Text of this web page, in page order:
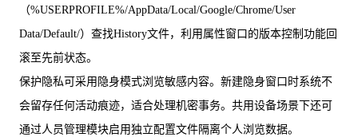
（%USERPROFILE%/AppData/Local/Google/Chrome/User
Data/Default/）查找History文件，利用属性窗口的版本控制功能回
滚至先前状态。
保护隐私可采用隐身模式浏览敏感内容。新建隐身窗口时系统不
会留存任何活动痕迹，适合处理机密事务。共用设备场景下还可
通过人员管理模块启用独立配置文件隔离个人浏览数据。